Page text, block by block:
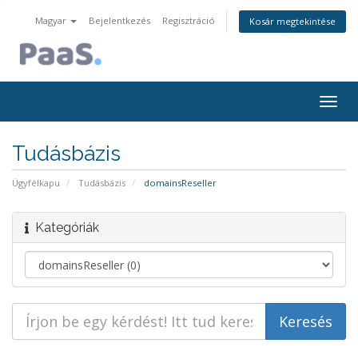
Magyar Bejelentkezés Regisztráció Kosár megtekintése
a
Tudásbázis
Ügyfélkapu Tudásbázis domainsReseller
Kategóriák